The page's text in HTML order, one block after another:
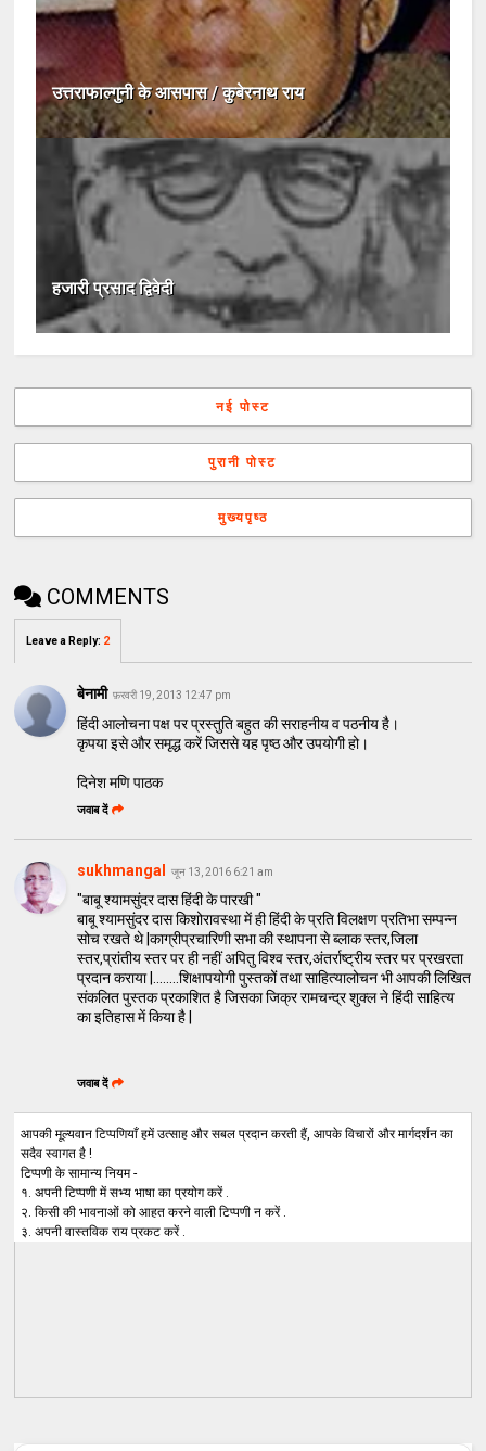
उत्तराफाल्गुनी के आसपास / कुबेरनाथ राय
हजारी प्रसाद द्विवेदी
नई पोस्ट
पुरानी पोस्ट
मुख्यपृष्ठ
COMMENTS
Leave a Reply: 2
बेनामी फ़रवरी 19, 2013 12:47 pm
हिंदी आलोचना पक्ष पर प्रस्‍तुति बहुत की सराहनीय व पठनीय है।
कृपया इसे और समृद्ध करें जिससे यह पृष्‍ठ और उपयोगी हो।
दिनेश मणि पाठक
जवाब दें
sukhmangal जून 13, 2016 6:21 am
"बाबू श्यामसुंदर दास हिंदी के पारखी "
बाबू श्यामसुंदर दास किशोरावस्था में ही हिंदी के प्रति विलक्षण प्रतिभा सम्पन्न
सोच रखते थे |काग्रीप्रचारिणी सभा की स्थापना से ब्लाक स्तर,जिला
स्तर,प्रांतीय स्तर पर ही नहीं अपितु विश्व स्तर,अंतर्राष्ट्रीय स्तर पर प्रखरता
प्रदान कराया |........शिक्षापयोगी पुस्तकों तथा साहित्यालोचन भी आपकी लिखित
संकलित पुस्तक प्रकाशित है जिसका जिक्र रामचन्द्र शुक्ल ने हिंदी साहित्य
का इतिहास में किया है |
जवाब दें
आपकी मूल्यवान टिप्पणियाँ हमें उत्साह और सबल प्रदान करती हैं, आपके विचारों और मार्गदर्शन का
सदैव स्वागत है !
टिप्पणी के सामान्य नियम -
१. अपनी टिप्पणी में सभ्य भाषा का प्रयोग करें .
२. किसी की भावनाओं को आहत करने वाली टिप्पणी न करें .
३. अपनी वास्तविक राय प्रकट करें .